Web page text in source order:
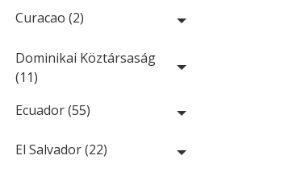
Curacao (2)
Dominikai Köztársaság
(11)
Ecuador (55)
El Salvador (22)